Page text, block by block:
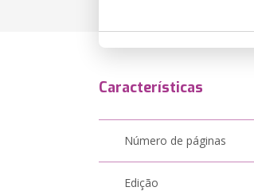
Características
Número de páginas
Edição